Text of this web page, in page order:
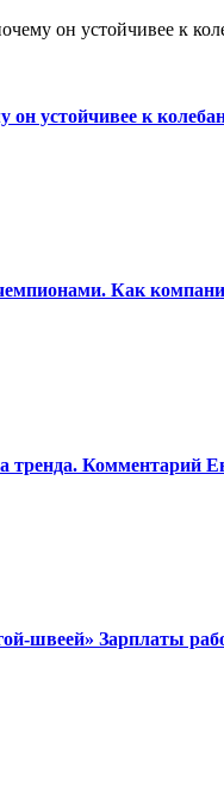
устойчивее к
Как
тренда. Комментарий
швеей» Зарплаты